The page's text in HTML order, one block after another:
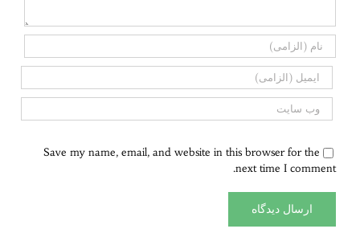
Save my name, email, and website in this browser for the
next time I comment.